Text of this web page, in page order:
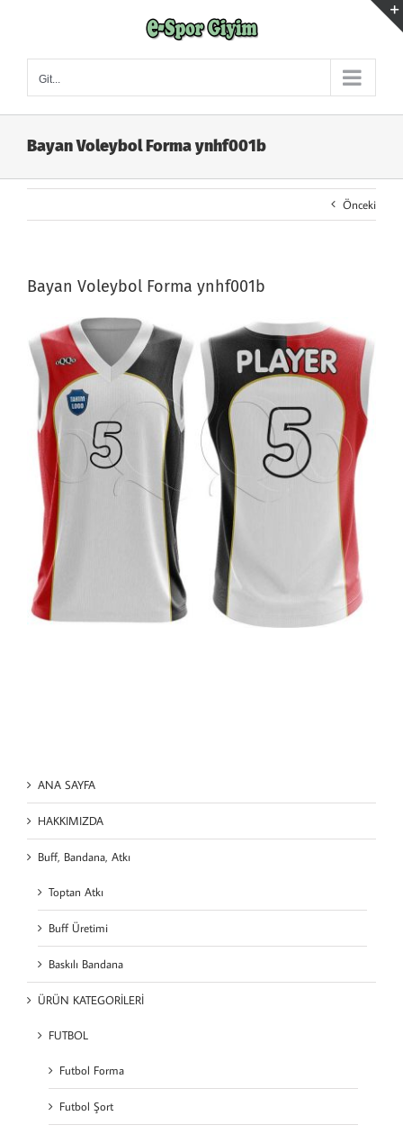
Git...
Bayan Voleybol Forma ynhf001b
Önceki
Bayan Voleybol Forma ynhf001b
ANA SAYFA
HAKKIMIZDA
Buff, Bandana, Atkı
Toptan Atkı
Buff Üretimi
Baskılı Bandana
ÜRÜN KATEGORİLERİ
FUTBOL
Futbol Forma
Futbol Şort